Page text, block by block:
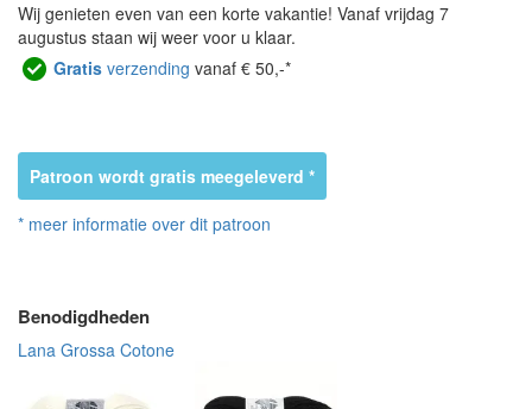
Wij genieten even van een korte vakantie! Vanaf vrijdag 7
augustus staan wij weer voor u klaar.
Gratis verzending vanaf € 50,-*
Patroon wordt gratis meegeleverd *
* meer informatie over dit patroon
Benodigdheden
Lana Grossa Cotone